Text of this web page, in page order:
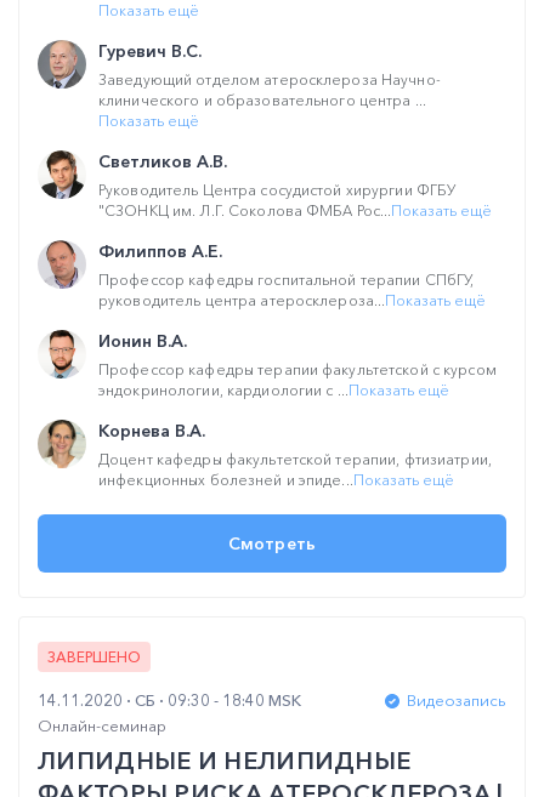
Показать ещё
Гуревич В.С.
Заведующий отделом атеросклероза Научно-
клинического и образовательного центра ...
Показать ещё
Светликов А.В.
Руководитель Центра сосудистой хирургии ФГБУ
"СЗОНКЦ им. Л.Г. Соколова ФМБА Рос...Показать ещё
Филиппов А.Е.
Профессор кафедры госпитальной терапии СПбГУ,
руководитель центра атеросклероза...Показать ещё
Ионин В.А.
Профессор кафедры терапии факультетской с курсом
эндокринологии, кардиологии с ...Показать ещё
Корнева В.А.
Доцент кафедры факультетской терапии, фтизиатрии,
инфекционных болезней и эпиде...Показать ещё
Смотреть
ЗАВЕРШЕНО
14.11.2020 СБ 09:30 - 18:40 MSK
Видеозапись
Онлайн-семинар
ЛИПИДНЫЕ И НЕЛИПИДНЫЕ